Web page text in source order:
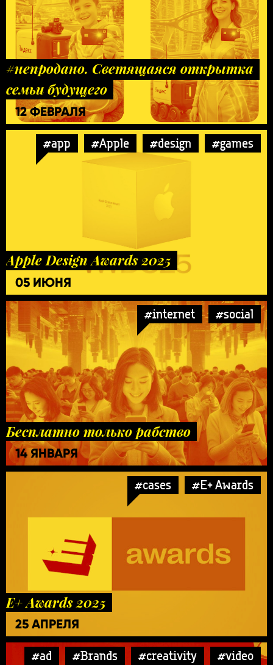
#непродано. Светящаяся открытка
семьи будущего
12 ФЕВРАЛЯ
#app #Apple #design #games
Apple Design Awards 2025
05 ИЮНЯ
#internet #social
Бесплатно только рабство
14 ЯНВАРЯ
#cases #E+ Awards
E+ Awards 2025
25 АПРЕЛЯ
#ad #Brands #creativity #video